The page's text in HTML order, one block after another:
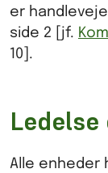
er
side 2 [jf.
10].
Alle enheder